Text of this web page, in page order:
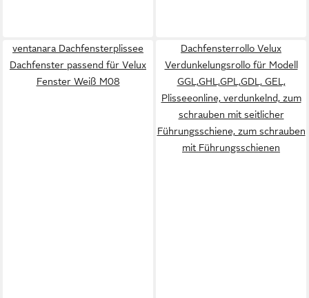
ventanara Dachfensterplissee
Dachfenster passend für Velux
Fenster Weiß M08
Dachfensterrollo Velux
Verdunkelungsrollo für Modell
GGL,GHL,GPL,GDL, GEL,
Plisseeonline, verdunkelnd, zum
schrauben mit seitlicher
Führungsschiene, zum schrauben
mit Führungsschienen